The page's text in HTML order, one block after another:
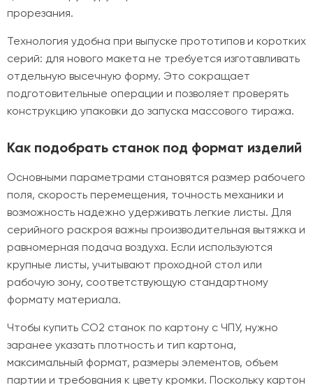
прорезания.
Технология удобна при выпуске прототипов и коротких
серий: для нового макета не требуется изготавливать
отдельную высечную форму. Это сокращает
подготовительные операции и позволяет проверять
конструкцию упаковки до запуска массового тиража.
Как подобрать станок под формат изделий
Основными параметрами становятся размер рабочего
поля, скорость перемещения, точность механики и
возможность надежно удерживать легкие листы. Для
серийного раскроя важны производительная вытяжка и
равномерная подача воздуха. Если используются
крупные листы, учитывают проходной стол или
рабочую зону, соответствующую стандартному
формату материала.
Чтобы купить CO2 станок по картону с ЧПУ, нужно
заранее указать плотность и тип картона,
максимальный формат, размеры элементов, объем
партии и требования к цвету кромки. Поскольку картон